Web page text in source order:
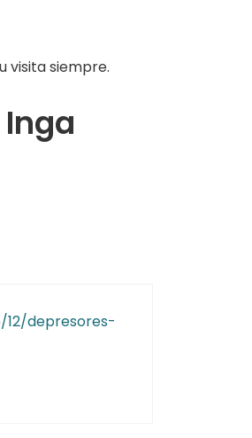
visita siempre.
12/depresores-